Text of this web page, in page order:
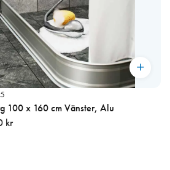
100 x 160 cm Vänster, Alu
kr